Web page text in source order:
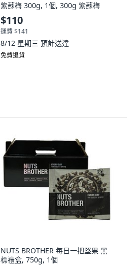
紫蘇梅 300g, 1個, 300g 紫蘇梅
$110
運費 $141
8/12 星期三 預計送達
免費退貨
NUTS BROTHER 每日一把堅果 黑
標禮盒, 750g, 1個